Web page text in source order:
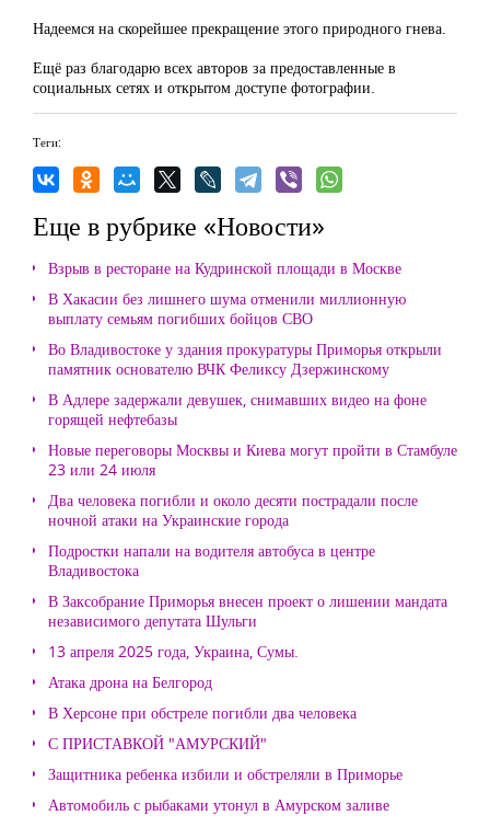
Надеемся на скорейшее прекращение этого природного гнева.
Ещё раз благодарю всех авторов за предоставленные в
социальных сетях и открытом доступе фотографии.
Теги:
Еще в рубрике «Новости»
Взрыв в ресторане на Кудринской площади в Москве
В Хакасии без лишнего шума отменили миллионную
выплату семьям погибших бойцов СВО
Во Владивостоке у здания прокуратуры Приморья открыли
памятник основателю ВЧК Феликсу Дзержинскому
В Адлере задержали девушек, снимавших видео на фоне
горящей нефтебазы
Новые переговоры Москвы и Киева могут пройти в Стамбуле
23 или 24 июля
Два человека погибли и около десяти пострадали после
ночной атаки на Украинские города
Подростки напали на водителя автобуса в центре
Владивостока
В Заксобрание Приморья внесен проект о лишении мандата
независимого депутата Шульги
13 апреля 2025 года, Украина, Сумы.
Атака дрона на Белгород
В Херсоне при обстреле погибли два человека
С ПРИСТАВКОЙ "АМУРСКИЙ"
Защитника ребенка избили и обстреляли в Приморье
Автомобиль с рыбаками утонул в Амурском заливе